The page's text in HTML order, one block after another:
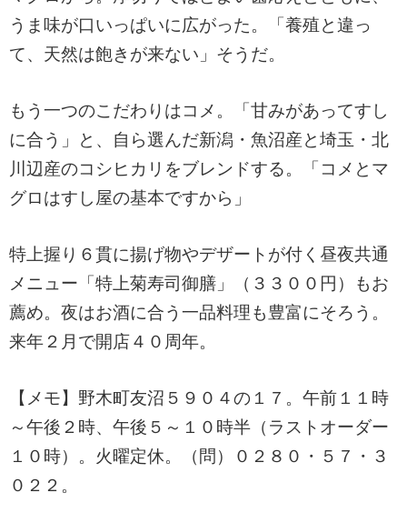
うま味が口いっぱいに広がった。「養殖と違っ
て、天然は飽きが来ない」そうだ。
もう一つのこだわりはコメ。「甘みがあってすし
に合う」と、自ら選んだ新潟・魚沼産と埼玉・北
川辺産のコシヒカリをブレンドする。「コメとマ
グロはすし屋の基本ですから」
特上握り６貫に揚げ物やデザートが付く昼夜共通
メニュー「特上菊寿司御膳」（３３００円）もお
薦め。夜はお酒に合う一品料理も豊富にそろう。
来年２月で開店４０周年。
【メモ】野木町友沼５９０４の１７。午前１１時
～午後２時、午後５～１０時半（ラストオーダー
１０時）。火曜定休。（問）０２８０・５７・３
０２２。